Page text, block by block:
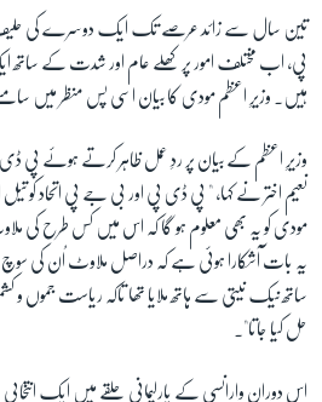
تین سال سے زائد عرصے تک ایک دوسرے کی حلیف
پی، اب مختلف امور پر کھلے عام اور شدت کے ساتھ
ہیں۔ وزیرِ اعظم مودی کا بیان اسی پس منظر میں
وزیرِ اعظم کے بیان پر ردِ عمل ظاہر کرتے ہوئے پی ڈی
نعیم اختر نے کہا، " پی ڈی پی اور بی جے پی اتحاد کو
مودی کو یہ بھی معلوم ہو گا کہ اس میں کس طرح کی
یہ بات آشکارا ہوئی ہے کہ دراصل ملاوٹ اُن کی
ساتھ نیک نیتی سے ہاتھ ملایا تھا تاکہ ریاست جموں و
حل کیا جاتا"۔
اس دوران وارانسی کے پارلیمانی حلقے میں ایک